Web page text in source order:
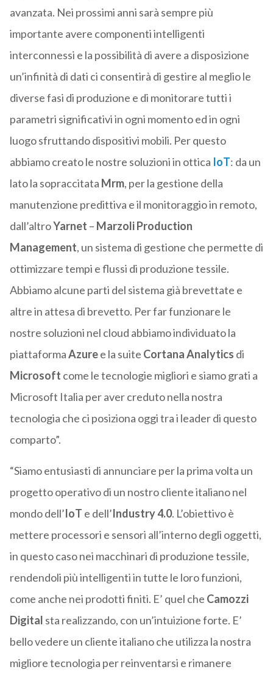
avanzata. Nei prossimi anni sarà sempre più
importante avere componenti intelligenti
interconnessi e la possibilità di avere a disposizione
un’infinità di dati ci consentirà di gestire al meglio le
diverse fasi di produzione e di monitorare tutti i
parametri significativi in ogni momento ed in ogni
luogo sfruttando dispositivi mobili. Per questo
abbiamo creato le nostre soluzioni in ottica IoT: da un
lato la sopraccitata Mrm, per la gestione della
manutenzione predittiva e il monitoraggio in remoto,
dall’altroYarnet – Marzoli Production
Management, un sistema di gestione che permette di
ottimizzare tempi e flussi di produzione tessile.
Abbiamo alcune parti del sistema già brevettate e
altre in attesa di brevetto. Per far funzionare le
nostre soluzioni nel cloud abbiamo individuato la
piattaformaAzuree la suite Cortana Analytics di
Microsoft come le tecnologie migliori e siamo grati a
Microsoft Italia per aver creduto nella nostra
tecnologia che ci posiziona oggi tra i leader di questo
comparto”.
“Siamo entusiasti di annunciare per la prima volta un
progetto operativo di un nostro cliente italiano nel
mondo dell’IoT e dell’Industry 4.0. L’obiettivo è
mettere processori e sensori all’interno degli oggetti,
in questo caso nei macchinari di produzione tessile,
rendendoli più intelligenti in tutte le loro funzioni,
come anche nei prodotti finiti. E’ quel che Camozzi
Digital sta realizzando, con un’intuizione forte. E’
bello vedere un cliente italiano che utilizza la nostra
migliore tecnologia per reinventarsi e rimanere